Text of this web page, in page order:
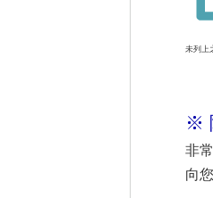
未列上
※
非
向